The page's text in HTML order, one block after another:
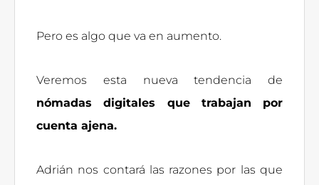
Pero es algo que va en aumento.
Veremos esta nueva tendencia de
nómadas digitales que trabajan por
cuenta ajena.
Adrián nos contará las razones por las que